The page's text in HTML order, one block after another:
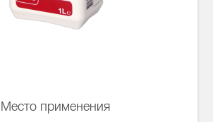
Место применения